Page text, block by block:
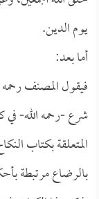
يوم الدين.
أما بعد:
فيقول المصنف
شرع -رحمه الله-
المتعلقة بكتاب
بالرضاع مرتبطة